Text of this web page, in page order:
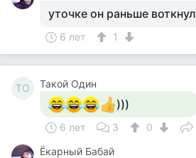
уточке он раньше воткнул
6 лет 1
ТО Такой Один
)))
6 лет 3
0
Ёкарный Бабай